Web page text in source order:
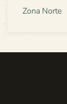
Zona Norte